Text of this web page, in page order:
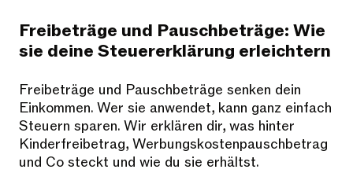
Freibeträge und Pauschbeträge: Wie
sie deine Steuererklärung erleichtern
Freibeträge und Pauschbeträge senken dein
Einkommen. Wer sie anwendet, kann ganz einfach
Steuern sparen. Wir erklären dir, was hinter
Kinderfreibetrag, Werbungskostenpauschbetrag
und Co steckt und wie du sie erhältst.